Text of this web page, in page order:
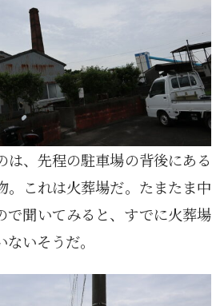
は、先程の駐車場の背後にある
。これは火葬場だ。たまたま中
で聞いてみると、すでに火葬場
いそうだ。